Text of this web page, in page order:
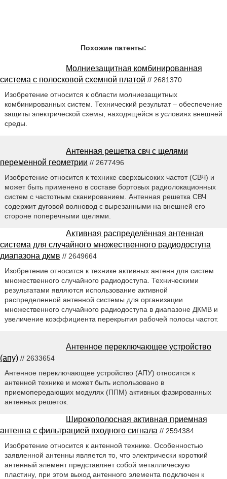
Похожие патенты:
Молниезащитная комбинированная
система с полосковой схемной платой // 2681370
Изобретение относится к области молниезащитных
комбинированных систем. Технический результат – обеспечение
защиты электрической схемы, находящейся в условиях внешней
среды.
Антенная решетка свч с щелями
переменной геометрии // 2677496
Изобретение относится к технике сверхвысоких частот (СВЧ) и
может быть применено в составе бортовых радиолокационных
систем с частотным сканированием. Антенная решетка СВЧ
содержит дуговой волновод с вырезанными на внешней его
стороне поперечными щелями.
Активная распределённая антенная
система для случайного множественного радиодоступа
диапазона дкмв // 2649664
Изобретение относится к технике активных антенн для систем
множественного случайного радиодоступа. Техническими
результатами являются использование активной
распределенной антенной системы для организации
множественного случайного радиодоступа в диапазоне ДКМВ и
увеличение коэффициента перекрытия рабочей полосы частот.
Антенное переключающее устройство
(апу) // 2633654
Антенное переключающее устройство (АПУ) относится к
антенной технике и может быть использовано в
приемопередающих модулях (ППМ) активных фазированных
антенных решеток.
Широкополосная активная приемная
антенна с фильтрацией входного сигнала // 2594384
Изобретение относится к антенной технике. Особенностью
заявленной антенны является то, что электрически короткий
антенный элемент представляет собой металлическую
пластину, при этом выход антенного элемента подключен к